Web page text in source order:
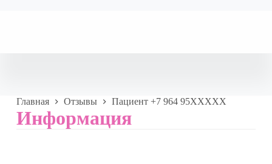
Главная Отзывы Пациент +7 964 95XXXXX
Информация